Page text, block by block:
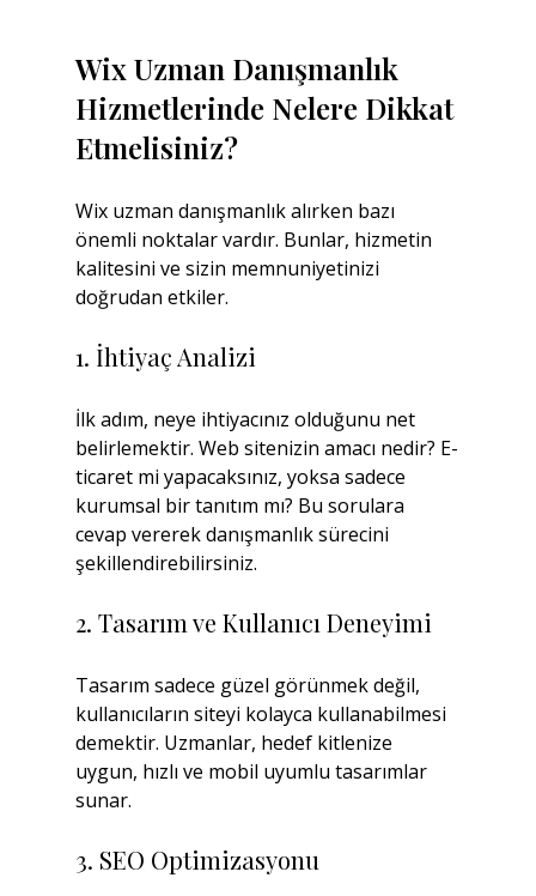
Wix Uzman Danışmanlık
Hizmetlerinde Nelere Dikkat
Etmelisiniz?
Wix uzman danışmanlık alırken bazı
önemli noktalar vardır. Bunlar, hizmetin
kalitesini ve sizin memnuniyetinizi
doğrudan etkiler.
1. İhtiyaç Analizi
İlk adım, neye ihtiyacınız olduğunu net
belirlemektir. Web sitenizin amacı nedir? E-
ticaret mi yapacaksınız, yoksa sadece
kurumsal bir tanıtım mı? Bu sorulara
cevap vererek danışmanlık sürecini
şekillendirebilirsiniz.
2. Tasarım ve Kullanıcı Deneyimi
Tasarım sadece güzel görünmek değil,
kullanıcıların siteyi kolayca kullanabilmesi
demektir. Uzmanlar, hedef kitlenize
uygun, hızlı ve mobil uyumlu tasarımlar
sunar.
3. SEO Optimizasyonu